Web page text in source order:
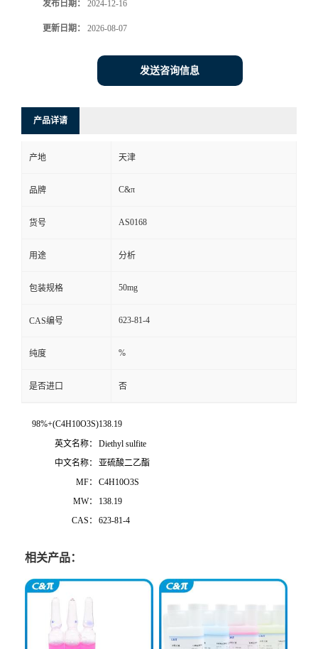
发布日期： 2024-12-16
更新日期： 2026-08-07
发送咨询信息
产品详请
产地 天津
品牌 C&π
货号 AS0168
用途 分析
包装规格 50mg
CAS编号 623-81-4
纯度 %
是否进口 否
98%+(C4H10O3S)138.19
英文名称：
Diethyl sulfite
中文名称：
亚硫酸二乙酯
MF：
C4H10O3S
MW：
138.19
CAS：
623-81-4
相关产品：